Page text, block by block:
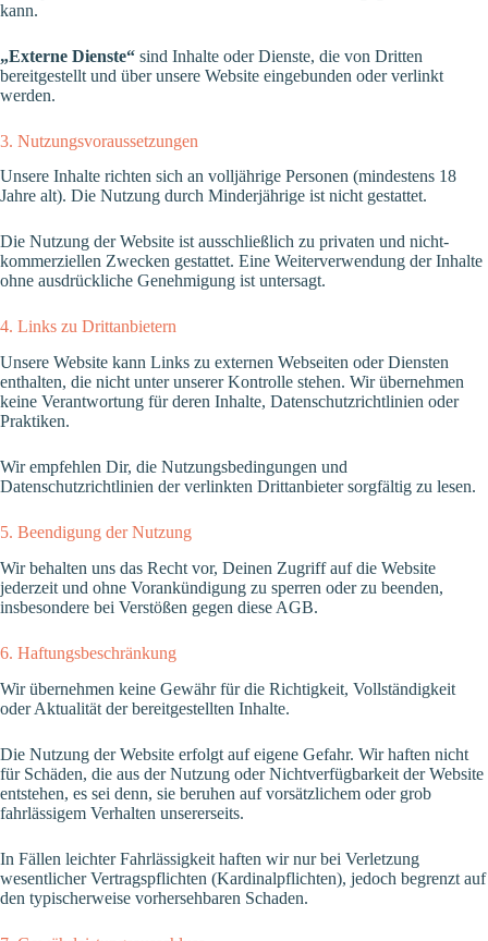
kann.
„Externe Dienste“ sind Inhalte oder Dienste, die von Dritten
bereitgestellt und über unsere Website eingebunden oder verlinkt
werden.
3. Nutzungsvoraussetzungen
Unsere Inhalte richten sich an volljährige Personen (mindestens 18
Jahre alt). Die Nutzung durch Minderjährige ist nicht gestattet.
Die Nutzung der Website ist ausschließlich zu privaten und nicht-
kommerziellen Zwecken gestattet. Eine Weiterverwendung der Inhalte
ohne ausdrückliche Genehmigung ist untersagt.
4. Links zu Drittanbietern
Unsere Website kann Links zu externen Webseiten oder Diensten
enthalten, die nicht unter unserer Kontrolle stehen. Wir übernehmen
keine Verantwortung für deren Inhalte, Datenschutzrichtlinien oder
Praktiken.
Wir empfehlen Dir, die Nutzungsbedingungen und
Datenschutzrichtlinien der verlinkten Drittanbieter sorgfältig zu lesen.
5. Beendigung der Nutzung
Wir behalten uns das Recht vor, Deinen Zugriff auf die Website
jederzeit und ohne Vorankündigung zu sperren oder zu beenden,
insbesondere bei Verstößen gegen diese AGB.
6. Haftungsbeschränkung
Wir übernehmen keine Gewähr für die Richtigkeit, Vollständigkeit
oder Aktualität der bereitgestellten Inhalte.
Die Nutzung der Website erfolgt auf eigene Gefahr. Wir haften nicht
für Schäden, die aus der Nutzung oder Nichtverfügbarkeit der Website
entstehen, es sei denn, sie beruhen auf vorsätzlichem oder grob
fahrlässigem Verhalten unsererseits.
In Fällen leichter Fahrlässigkeit haften wir nur bei Verletzung
wesentlicher Vertragspflichten (Kardinalpflichten), jedoch begrenzt auf
den typischerweise vorhersehbaren Schaden.